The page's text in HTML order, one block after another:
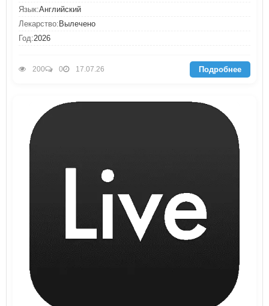
Язык:Английский
Лекарство:Вылечено
Год:2026
200 0 17.07.26 Подробнее